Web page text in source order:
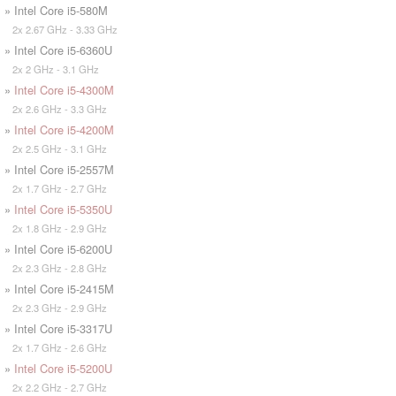
» Intel Core i5-580M
2x 2.67 GHz - 3.33 GHz
» Intel Core i5-6360U
2x 2 GHz - 3.1 GHz
» Intel Core i5-4300M
2x 2.6 GHz - 3.3 GHz
» Intel Core i5-4200M
2x 2.5 GHz - 3.1 GHz
» Intel Core i5-2557M
2x 1.7 GHz - 2.7 GHz
» Intel Core i5-5350U
2x 1.8 GHz - 2.9 GHz
» Intel Core i5-6200U
2x 2.3 GHz - 2.8 GHz
» Intel Core i5-2415M
2x 2.3 GHz - 2.9 GHz
» Intel Core i5-3317U
2x 1.7 GHz - 2.6 GHz
» Intel Core i5-5200U
2x 2.2 GHz - 2.7 GHz